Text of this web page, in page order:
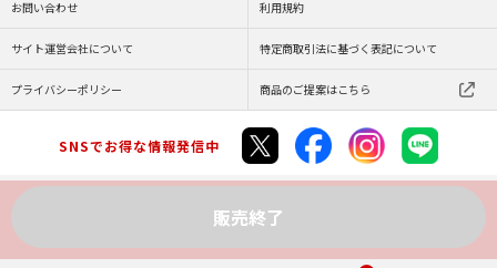
販売終了
お問い合わせ 利用規約
サイト運営会社について 特定商取引法に基づく表記について
プライバシーポリシー 商品のご提案はこちら
SNSでお得な情報発信中